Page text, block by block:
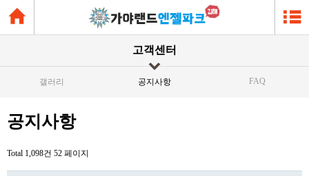
고객센터
갤러리 공지사항 FAQ
공지사항
Total 1,098건 52 페이지